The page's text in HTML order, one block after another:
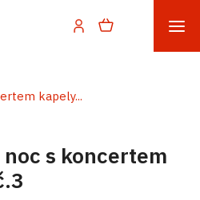
kapely...
s koncertem